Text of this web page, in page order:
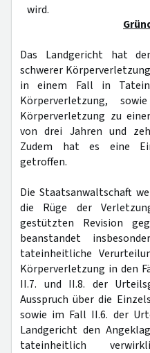
wird.
Das Landgericht hat
schwerer
in einem Fall in
Körperverletzung,
Körperverletzung zu
von drei Jahren und
Zudem hat es eine
getroffen.
Die Staatsanwaltschaft
die Rüge der
gestützten Revision
beanstandet
tateinheitliche
Körperverletzung in den
II.7. und II.8. der
Ausspruch über die
sowie im Fall II.6. der
Landgericht den
tateinheitlich